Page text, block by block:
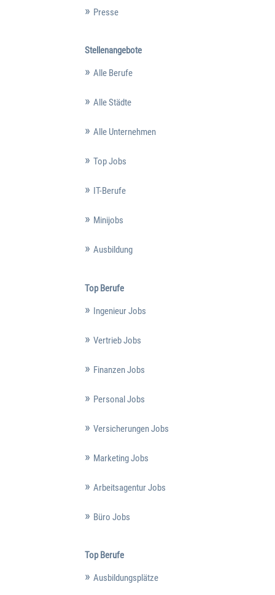
Presse
Stellenangebote
Alle Berufe
Alle Städte
Alle Unternehmen
Top Jobs
IT-Berufe
Minijobs
Ausbildung
Top Berufe
Ingenieur Jobs
Vertrieb Jobs
Finanzen Jobs
Personal Jobs
Versicherungen Jobs
Marketing Jobs
Arbeitsagentur Jobs
Büro Jobs
Top Berufe
Ausbildungsplätze